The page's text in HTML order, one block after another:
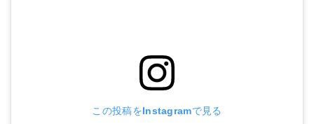
この投稿をInstagramで見る